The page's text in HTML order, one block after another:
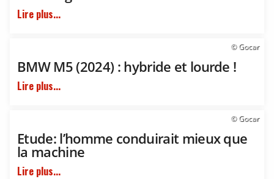
Lire plus...
© Gocar
BMW M5 (2024) : hybride et lourde !
Lire plus...
© Gocar
Etude: l’homme conduirait mieux que
la machine
Lire plus...